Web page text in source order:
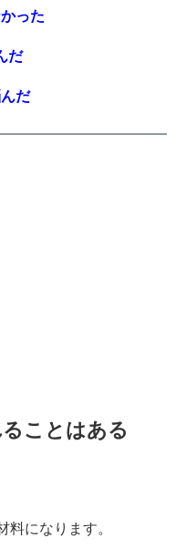
った
だ
だ
ことはある
料になります。